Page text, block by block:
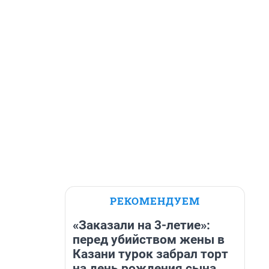
РЕКОМЕНДУЕМ
«Заказали на 3-летие»:
перед убийством жены в
Казани турок забрал торт